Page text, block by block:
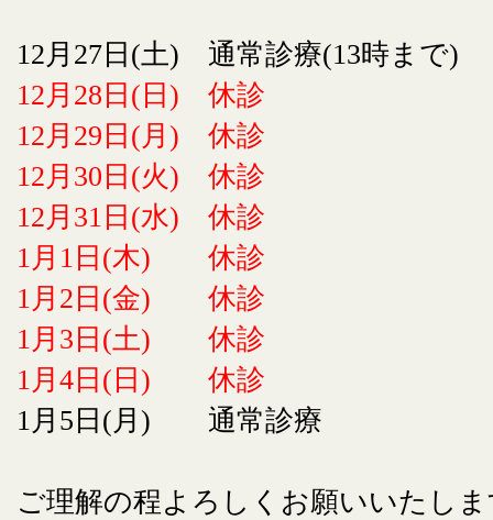
12月27日(土) 通常診療(13時まで)
12月28日(日) 休診
12月29日(月) 休診
12月30日(火) 休診
12月31日(水) 休診
1月1日(木) 休診
1月2日(金) 休診
1月3日(土) 休診
1月4日(日) 休診
1月5日(月) 通常診療
ご理解の程よろしくお願いいたし